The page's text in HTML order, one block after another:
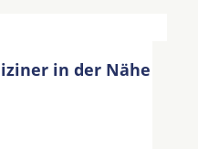
in der Nähe